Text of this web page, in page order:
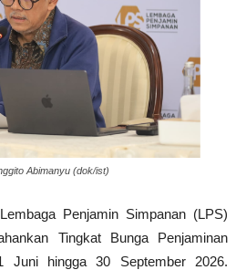
Abimanyu (dok/ist)
Penjamin Simpanan (LPS)
Tingkat Bunga Penjaminan
Juni hingga 30 September 2026.